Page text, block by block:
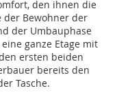
den ihnen die
der Bewohner der
der Umbauphase
ganze Etage mit
ersten beiden
bereits den
Tasche.